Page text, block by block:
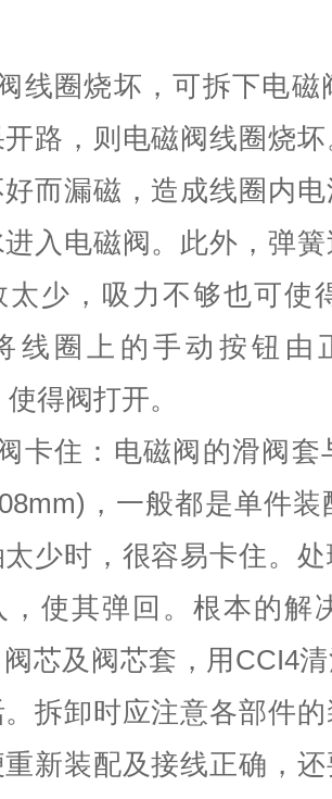
线圈烧坏，可拆下电
路，则电磁阀线圈烧
而漏磁，造成线圈内
进入电磁阀。此外，弹
太少，吸力不够也可使
线圈上的手动按钮由
得阀打开。
卡住：电磁阀的滑阀
，一般都是单件
少时，很容易卡住。
，使其弹回。根本的解
芯及阀芯套，用CCI4
拆卸时应注意各部件
新装配及接线正确，